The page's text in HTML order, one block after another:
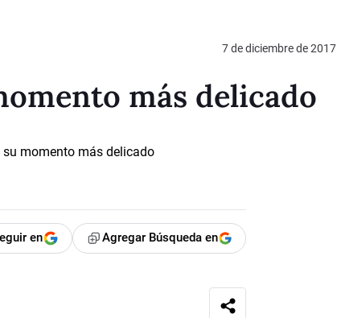
7 de diciembre de 2017
más delicado
en Agregar Búsqueda en